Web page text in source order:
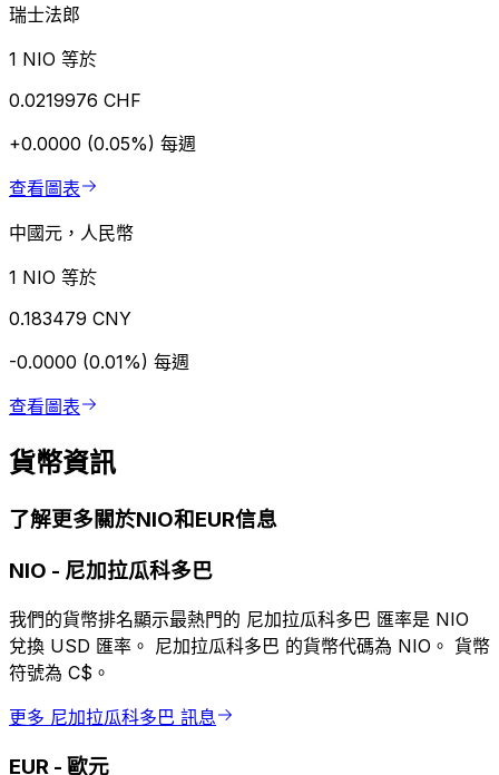
瑞士法郎
1 NIO 等於
0.0219976 CHF
+0.0000 (0.05%) 每週
查看圖表
中國元，人民幣
1 NIO 等於
0.183479 CNY
-0.0000 (0.01%) 每週
查看圖表
貨幣資訊
了解更多關於NIO和EUR信息
NIO - 尼加拉瓜科多巴
我們的貨幣排名顯示最熱門的 尼加拉瓜科多巴 匯率是 NIO
兌換 USD 匯率。 尼加拉瓜科多巴 的貨幣代碼為 NIO。 貨幣
符號為 C$。
更多 尼加拉瓜科多巴 訊息
EUR - 歐元